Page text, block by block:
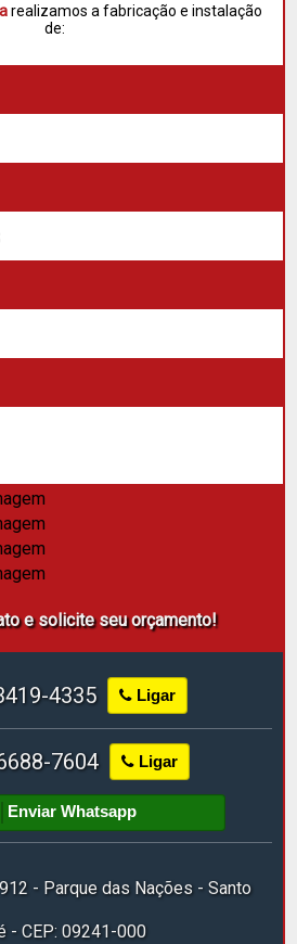
realizamos a fabricação e instalação
de:
e solicite seu orçamento!
4335 Ligar
7604 Ligar
Enviar Whatsapp
- Parque das Nações - Santo
- CEP: 09241-000